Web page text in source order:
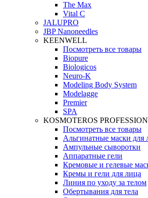
The Max
Vital C
JALUPRO
JBP Nanoneedles
KEENWELL
Посмотреть все товары
Biopure
Biologicos
Neuro‑K
Modeling Body System
Modelagge
Premier
SPA
KOSMOTEROS
Посмотреть все товары
Альгинатные маски для
Ампульные сыворотки
Аппаратные гели
Кремовые и гелевые
Кремы и гели для лица
Линия по уходу за телом
Обертывания для тела